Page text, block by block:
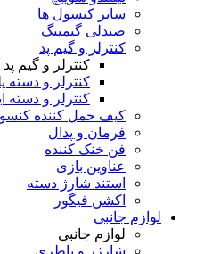
سایر کنسول ها
صندلی گیمینگ
کنترلر و گیم پد
کنترلر و گیم پد
کنترلر و دسته
کنترلر و
کیف حمل کننده
فرمان و پدال
فن خنک کننده
عناوین بازی
استند شارژ دسته
اکشن فیگور
لوازم جانبی
لوازم جانبی